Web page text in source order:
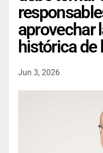
aprovechar
histórica de
Jun 3, 2026